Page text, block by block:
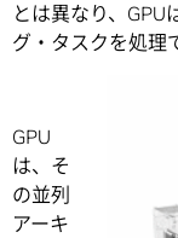
とは異なり、
グ・タスクを処理
GPU
は、そ
の並列
アーキ